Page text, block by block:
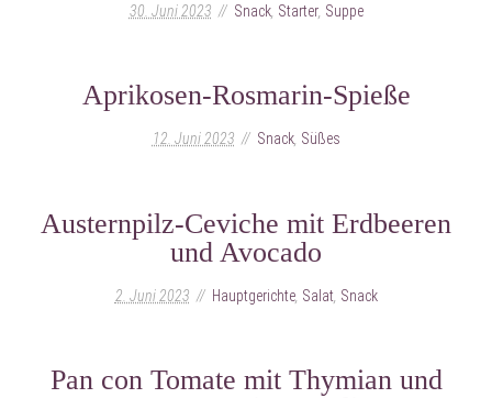
30. Juni 2023 Snack, Starter, Suppe
Aprikosen-Rosmarin-Spieße
12. Juni 2023 Snack, Süßes
Austernpilz-Ceviche mit Erdbeeren
und Avocado
2. Juni 2023 Hauptgerichte, Salat Snack
Pan con Tomate mit Thymian und